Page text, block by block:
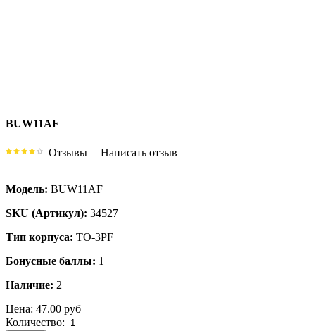
BUW11AF
Отзывы | Написать отзыв
Модель: BUW11AF
SKU (Артикул): 34527
Тип корпуса: TO-3PF
Бонусные баллы: 1
Наличие: 2
Цена: 47.00 руб
Количество: